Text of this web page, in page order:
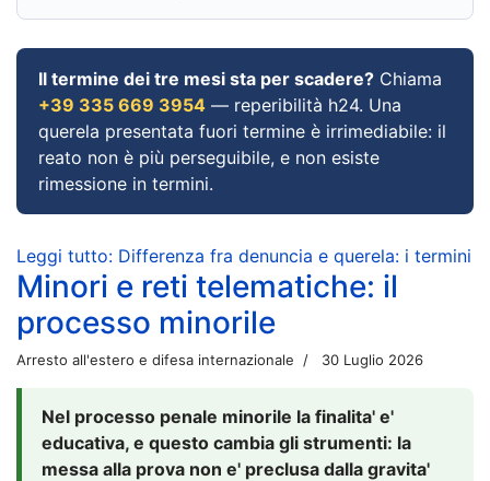
Il termine dei tre mesi sta per scadere? Chiama
+39 335 669 3954 — reperibilità h24. Una
querela presentata fuori termine è irrimediabile: il
reato non è più perseguibile, e non esiste
rimessione in termini.
Leggi tutto: Differenza fra denuncia e querela: i termini
Minori e reti telematiche: il
processo minorile
Arresto all'estero e difesa internazionale 30 Luglio 2026
Nel processo penale minorile la finalita' e'
educativa, e questo cambia gli strumenti: la
messa alla prova non e' preclusa dalla gravita'